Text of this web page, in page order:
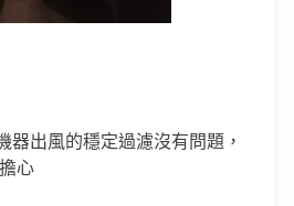
器出風的穩定過濾沒有問題，
心